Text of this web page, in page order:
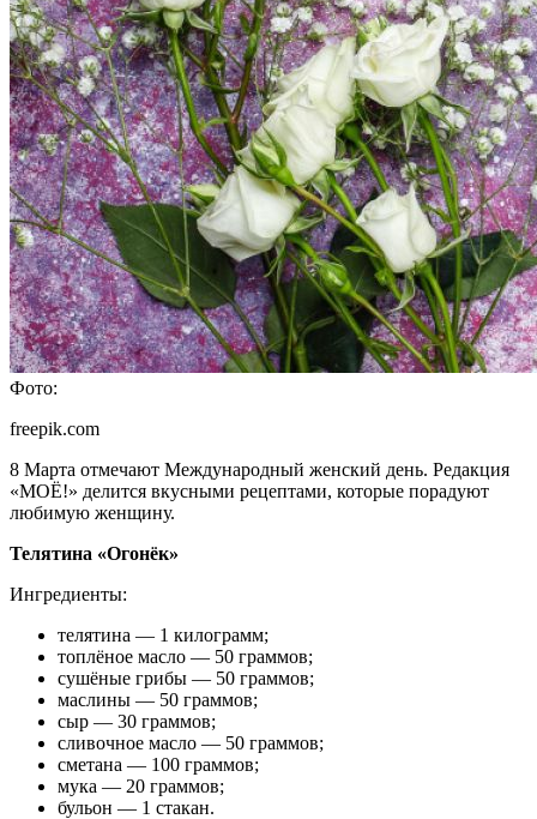
Фото:
freepik.com
8 Марта отмечают Международный женский день. Редакция
«МОЁ!» делится вкусными рецептами, которые порадуют
любимую женщину.
Телятина «Огонёк»
Ингредиенты:
телятина — 1 килограмм;
топлёное масло — 50 граммов;
сушёные грибы — 50 граммов;
маслины — 50 граммов;
сыр — 30 граммов;
сливочное масло — 50 граммов;
сметана — 100 граммов;
мука — 20 граммов;
бульон — 1 стакан.